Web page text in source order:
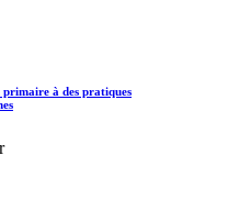
à des pratiques